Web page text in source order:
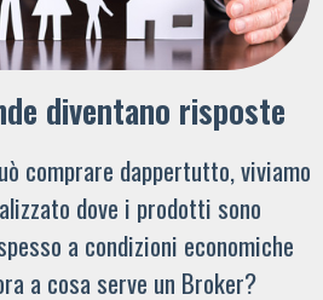
diventano risposte
comprare dappertutto, viviamo
dove i prodotti sono
a condizioni economiche
a cosa serve un Broker?